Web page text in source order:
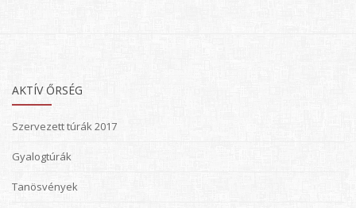
AKTÍV ŐRSÉG
Szervezett túrák 2017
Gyalogtúrák
Tanösvények